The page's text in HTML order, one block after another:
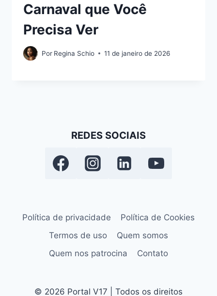
Carnaval que Você
Precisa Ver
Por Regina Schio 11 de janeiro de 2026
REDES SOCIAIS
Política de privacidade
Política de Cookies
Termos de uso
Quem somos
Quem nos patrocina
Contato
© 2026 Portal V17 | Todos os direitos